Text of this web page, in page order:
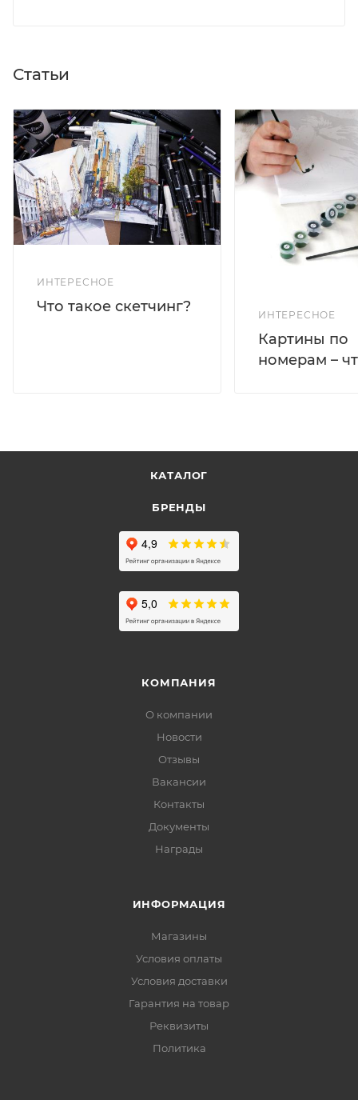
Статьи
ИНТЕРЕСНОЕ
Что такое скетчинг?
ИНТЕРЕСНОЕ
Картины по
номерам –
КАТАЛОГ
БРЕНДЫ
КОМПАНИЯ
О компании
Новости
Отзывы
Вакансии
Контакты
Документы
Награды
ИНФОРМАЦИЯ
Магазины
Условия оплаты
Условия доставки
Гарантия на товар
Реквизиты
Политика